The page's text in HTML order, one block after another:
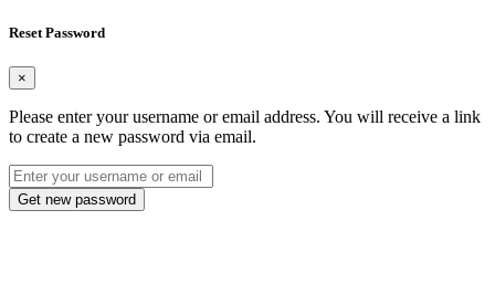
Reset Password
×
Please enter your username or email address. You will receive a link
to create a new password via email.
Get new password